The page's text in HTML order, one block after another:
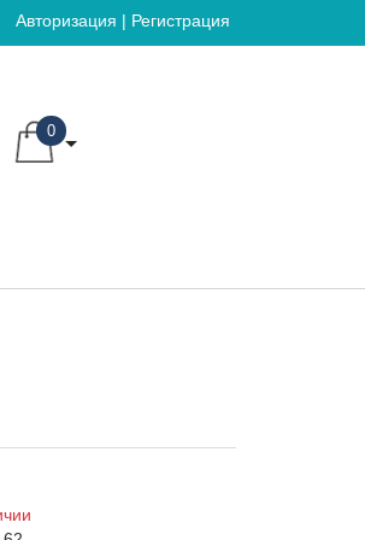
Авторизация | Регистрация
0